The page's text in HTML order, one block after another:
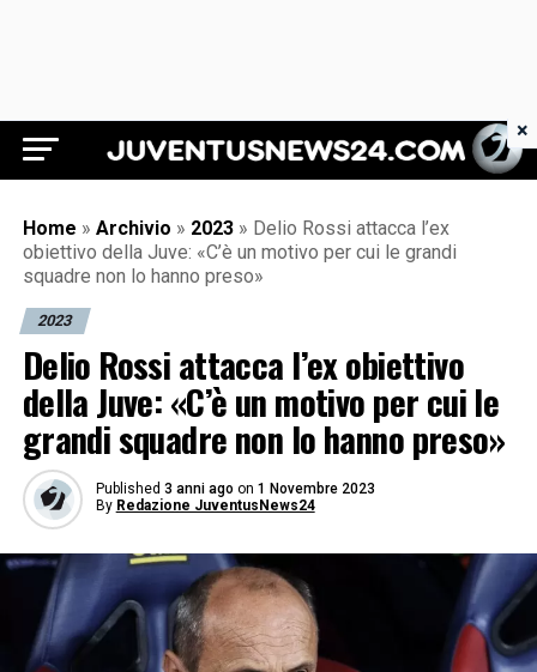
Juventus News 24
Home » Archivio » 2023 » Delio Rossi attacca l’ex
obiettivo della Juve: «C’è un motivo per cui le grandi
squadre non lo hanno preso»
2023
Delio Rossi attacca l’ex obiettivo
della Juve: «C’è un motivo per cui le
grandi squadre non lo hanno preso»
Published 3 anni ago on 1 Novembre 2023
By Redazione JuventusNews24
×